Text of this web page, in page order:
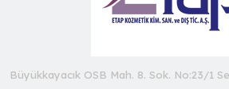
Büyükkayacık OSB Mah. 8. Sok. No:23/1